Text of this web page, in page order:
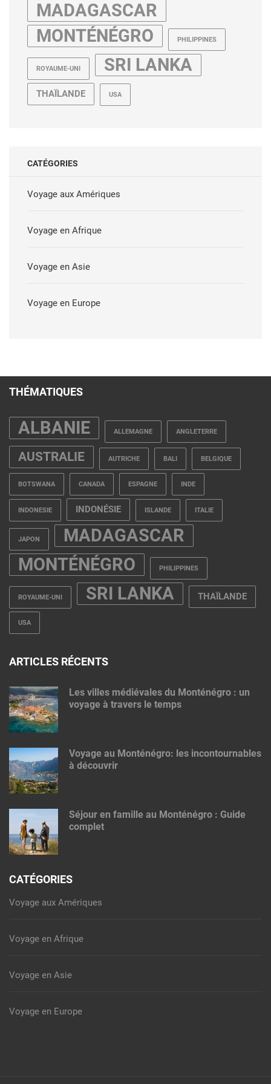
MADAGASCAR
MONTÉNÉGRO
PHILIPPINES
ROYAUME-UNI SRI LANKA
THAÏLANDE USA
CATÉGORIES
Voyage aux Amériques
Voyage en Afrique
Voyage en Asie
Voyage en Europe
THÉMATIQUES
ALBANIE ALLEMAGNE ANGLETERRE
AUSTRALIE AUTRICHE BALI BELGIQUE
BOTSWANA CANADA ESPAGNE INDE
INDONESIE INDONÉSIE ISLANDE ITALIE
JAPON
MADAGASCAR
MONTÉNÉGRO
PHILIPPINES
ROYAUME-UNI SRI LANKA THAÏLANDE
USA
ARTICLES RÉCENTS
Les villes médiévales du Monténégro : un
voyage à travers le temps
Voyage au Monténégro: les incontournables
à découvrir
Séjour en famille au Monténégro : Guide
complet
CATÉGORIES
Voyage aux Amériques
Voyage en Afrique
Voyage en Asie
Voyage en Europe